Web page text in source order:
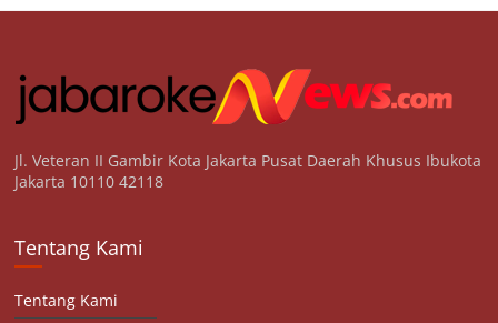
Jl. Veteran II Gambir Kota Jakarta Pusat Daerah Khusus Ibukota
Jakarta 10110 42118
Tentang Kami
Tentang Kami